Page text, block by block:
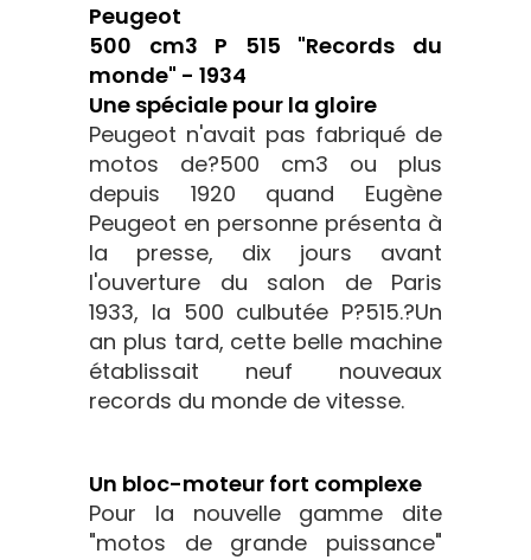
Peugeot
500 cm3 P 515 "Records du
monde" - 1934
Une spéciale pour la gloire
Peugeot n'avait pas fabriqué de
motos de?500 cm3 ou plus
depuis 1920 quand Eugène
Peugeot en personne présenta à
la presse, dix jours avant
l'ouverture du salon de Paris
1933, la 500 culbutée P?515.?Un
an plus tard, cette belle machine
établissait neuf nouveaux
records du monde de vitesse.
Un bloc-moteur fort complexe
Pour la nouvelle gamme dite
"motos de grande puissance"